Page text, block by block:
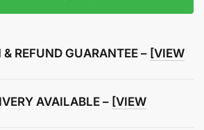
REFUND GUARANTEE – [VIEW
AVAILABLE – [VIEW